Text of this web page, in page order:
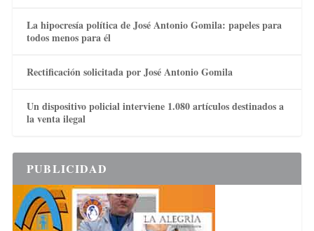
La hipocresía política de José Antonio Gomila: papeles para
todos menos para él
Rectificación solicitada por José Antonio Gomila
Un dispositivo policial interviene 1.080 artículos destinados a
la venta ilegal
PUBLICIDAD